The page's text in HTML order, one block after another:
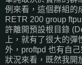
例來看，這個群組的
RETR 200 group
許離開預設根目錄
上，就有了很大的
外，proftpd 也有自
狀況來看，既然我開